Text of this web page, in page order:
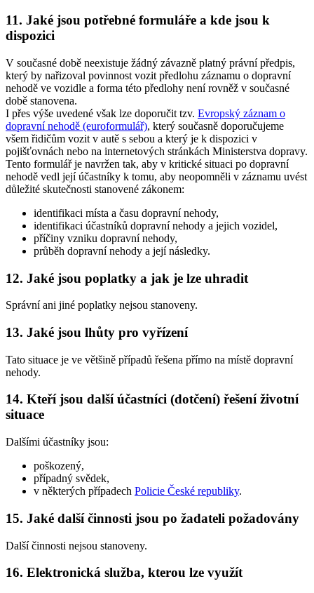
11. Jaké jsou potřebné formuláře a kde jsou k
dispozici
V současné době neexistuje žádný závazně platný právní předpis,
který by nařizoval povinnost vozit předlohu záznamu o dopravní
nehodě ve vozidle a forma této předlohy není rovněž v současné
době stanovena.
I přes výše uvedené však lze doporučit tzv. Evropský záznam o
dopravní nehodě (euroformulář), který současně doporučujeme
všem řidičům vozit v autě s sebou a který je k dispozici v
pojišťovnách nebo na internetových stránkách Ministerstva dopravy.
Tento formulář je navržen tak, aby v kritické situaci po dopravní
nehodě vedl její účastníky k tomu, aby neopomněli v záznamu uvést
důležité skutečnosti stanovené zákonem:
identifikaci místa a času dopravní nehody,
identifikaci účastníků dopravní nehody a jejich vozidel,
příčiny vzniku dopravní nehody,
průběh dopravní nehody a její následky.
12. Jaké jsou poplatky a jak je lze uhradit
Správní ani jiné poplatky nejsou stanoveny.
13. Jaké jsou lhůty pro vyřízení
Tato situace je ve většině případů řešena přímo na místě dopravní
nehody.
14. Kteří jsou další účastníci (dotčení) řešení životní
situace
Dalšími účastníky jsou:
poškozený,
případný svědek,
v některých případech Policie České republiky.
15. Jaké další činnosti jsou po žadateli požadovány
Další činnosti nejsou stanoveny.
16. Elektronická služba, kterou lze využít